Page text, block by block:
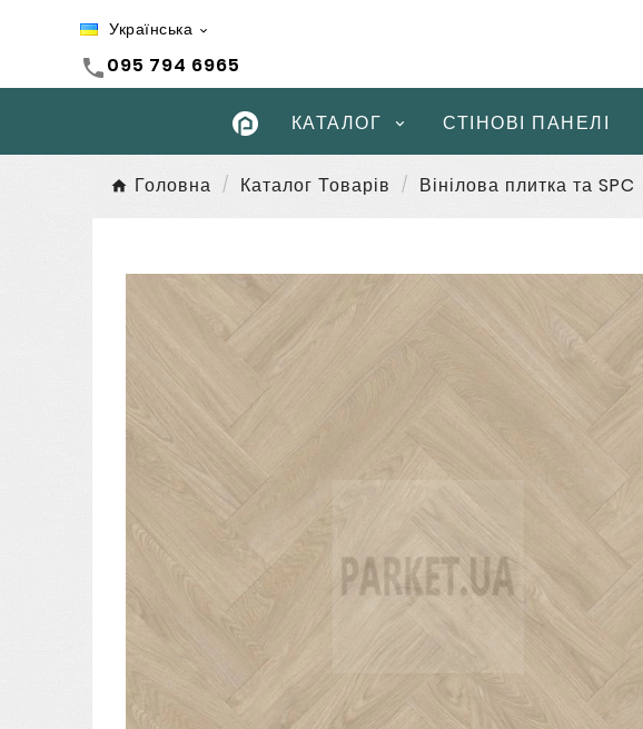
Українська 
call095 794 6965
КАТАЛОГ СТІНОВІ ПАНЕЛІ
Головна Каталог Товарів Вінілова плитка та SPC